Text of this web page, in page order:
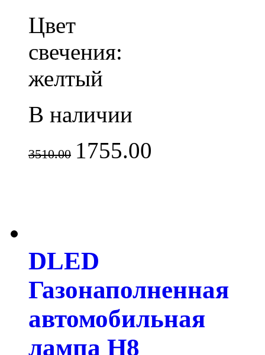
Цвет
свечения:
желтый
В наличии
3510.00 1755.00
DLED
Газонаполненная
автомобильная
лампа H8